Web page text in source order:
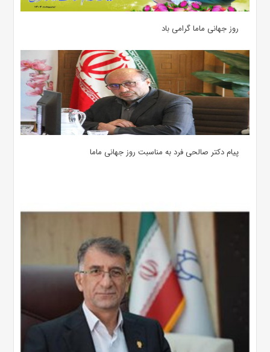
روز جهانی ماما گرامی باد
پیام دکتر صالحی فرد به مناسبت روز جهانی ماما